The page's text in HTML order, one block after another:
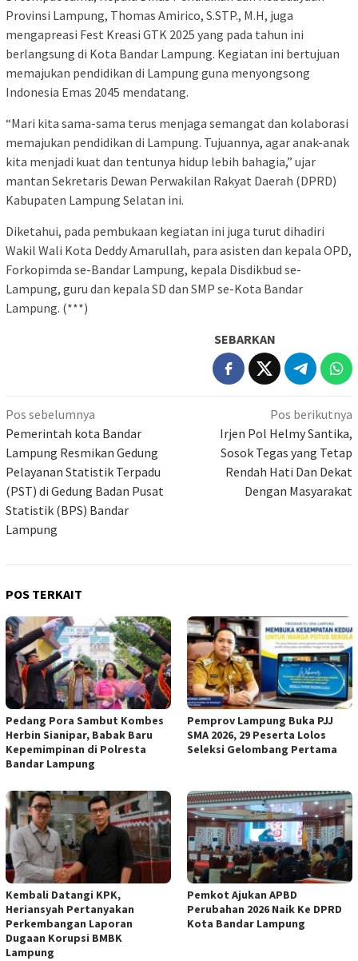
Provinsi Lampung, Thomas Amirico, S.STP., M.H, juga
mengapreasi Fest Kreasi GTK 2025 yang pada tahun ini
berlangsung di Kota Bandar Lampung. Kegiatan ini bertujuan
memajukan pendidikan di Lampung guna menyongsong
Indonesia Emas 2045 mendatang.
“Mari kita sama-sama terus menjaga semangat dan kolaborasi
memajukan pendidikan di Lampung. Tujuannya, agar anak-anak
kita menjadi kuat dan tentunya hidup lebih bahagia,” ujar
mantan Sekretaris Dewan Perwakilan Rakyat Daerah (DPRD)
Kabupaten Lampung Selatan ini.
Diketahui, pada pembukaan kegiatan ini juga turut dihadiri
Wakil Wali Kota Deddy Amarullah, para asisten dan kepala OPD,
Forkopimda se-Bandar Lampung, kepala Disdikbud se-
Lampung, guru dan kepala SD dan SMP se-Kota Bandar
Lampung. (***)
SEBARKAN
Navigasi
pos
Pos sebelumnya
Pemerintah kota Bandar
Lampung Resmikan Gedung
Pelayanan Statistik Terpadu
(PST) di Gedung Badan Pusat
Statistik (BPS) Bandar
Lampung
Pos berikutnya
Irjen Pol Helmy Santika,
Sosok Tegas yang Tetap
Rendah Hati Dan Dekat
Dengan Masyarakat
POS TERKAIT
Pedang Pora Sambut Kombes
Herbin Sianipar, Babak Baru
Kepemimpinan di Polresta
Bandar Lampung
Pemprov Lampung Buka PJJ
SMA 2026, 29 Peserta Lolos
Seleksi Gelombang Pertama
Kembali Datangi KPK,
Heriansyah Pertanyakan
Perkembangan Laporan
Dugaan Korupsi BMBK
Lampung
Pemkot Ajukan APBD
Perubahan 2026 Naik Ke DPRD
Kota Bandar Lampung